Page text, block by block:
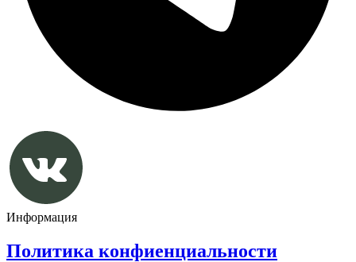
Информация
Политика конфиенциальности